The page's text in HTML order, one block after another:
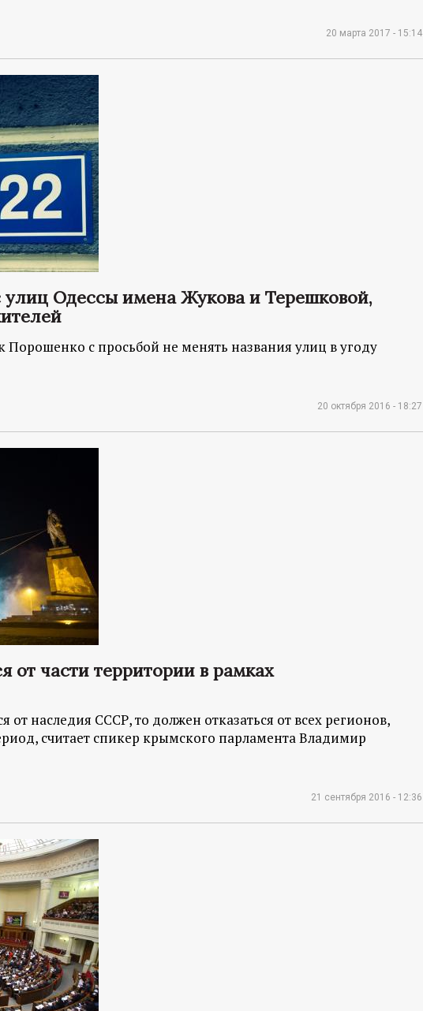
20 марта 2017 - 15:14
улиц Одессы имена Жукова и Терешковой,
Порошенко с просьбой не менять названия улиц в угоду
20 октября 2016 - 18:27
от части территории в рамках
от наследия СССР, то должен отказаться от всех регионов,
считает спикер крымского парламента Владимир
21 сентября 2016 - 12:36